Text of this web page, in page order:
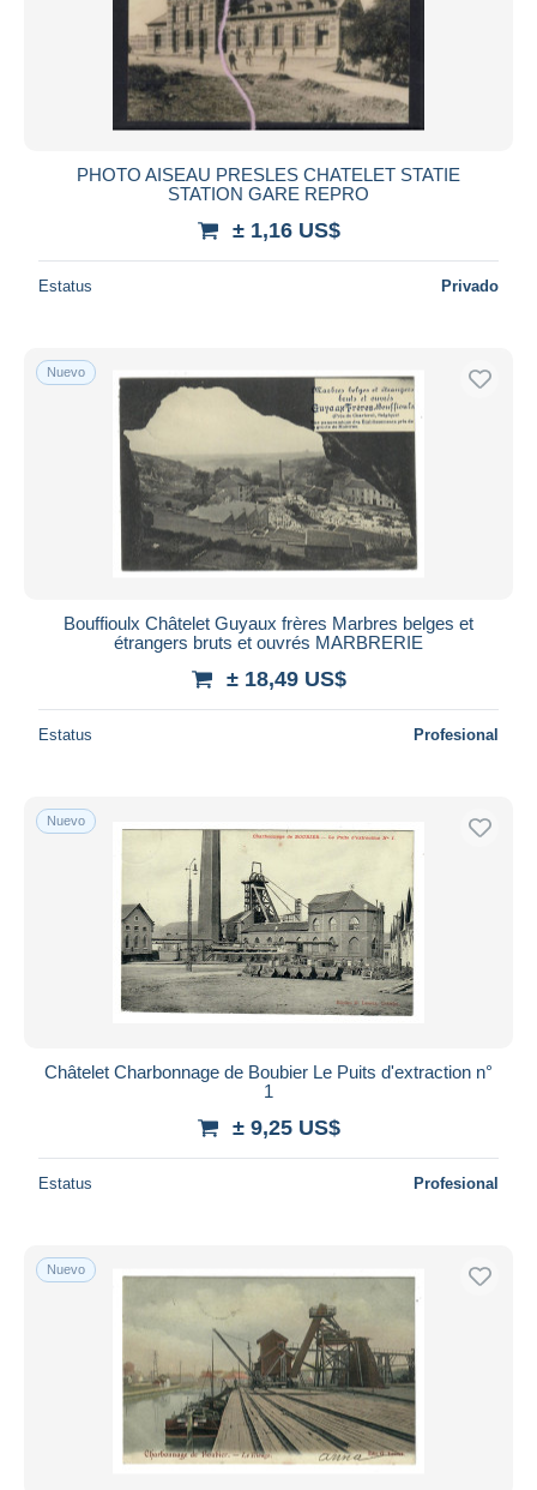
PHOTO AISEAU PRESLES CHATELET STATIE
STATION GARE REPRO
± 1,16 US$
Estatus Privado
Nuevo
Bouffioulx Châtelet Guyaux frères Marbres belges et
étrangers bruts et ouvrés MARBRERIE
± 18,49 US$
Estatus Profesional
Nuevo
Châtelet Charbonnage de Boubier Le Puits d'extraction n°
1
± 9,25 US$
Estatus Profesional
Nuevo